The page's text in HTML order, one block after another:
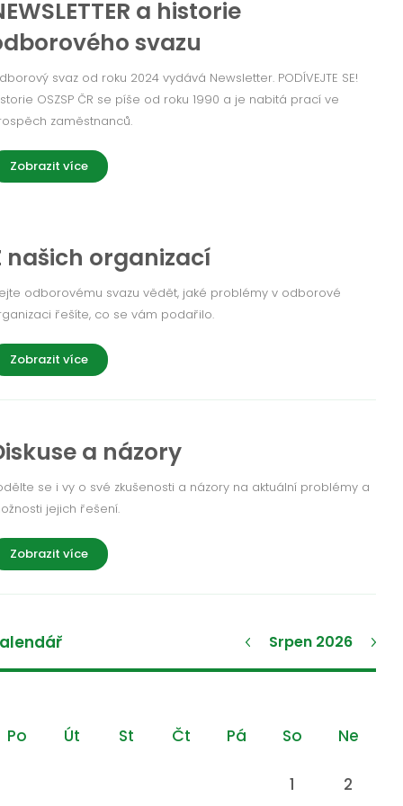
a historie
svazu
svaz od roku 2024 vydává Newsletter. PODÍVEJTE SE!
OSZSP ČR se píše od roku 1990 a je nabitá prací ve
zaměstnanců.
Zobrazit více
našich organizací
odborovému svazu vědět, jaké problémy v odborové
řešíte, co se vám podařilo.
Zobrazit více
a názory
se i vy o své zkušenosti a názory na aktuální problémy a
jejich řešení.
Zobrazit více
Srpen 2026
Po Út St Čt Pá So Ne
1 2